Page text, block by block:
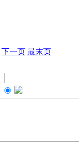
下一页 最末页